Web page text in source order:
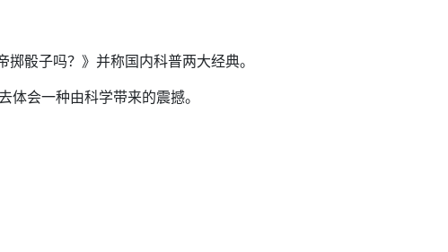
骰子吗？》并称国内科普两大经典。
会一种由科学带来的震撼。